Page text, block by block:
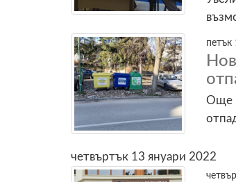
петък
Още
четвъртък 13 януари 2022